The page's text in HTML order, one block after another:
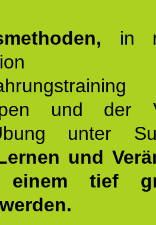
in
und der
unter
und
tief